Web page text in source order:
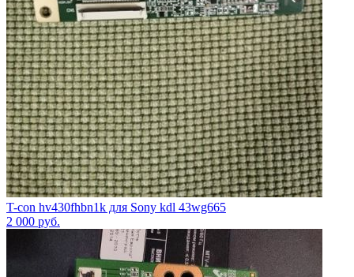
T-con hv430fhbn1k для Sony kdl 43wg665
2 000 руб.